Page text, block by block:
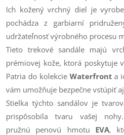
Ich kožený vrchný diel je
pochádza z garbiarní
udržateľnosť výrobného procesu
Tieto trekové sandále majú
prémiovej kože, ktorá poskytuje
Patria do kolekcie Waterfronta
vám umožňuje bezpečne vstúpiť
Stielka týchto sandálov je
prispôsobila tvaru vašej
pružnú penovú hmotu EVA,